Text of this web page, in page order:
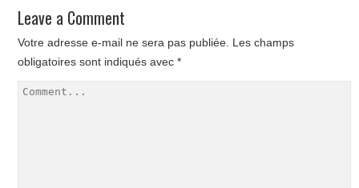
Leave a Comment
Votre adresse e-mail ne sera pas publiée. Les champs
obligatoires sont indiqués avec*